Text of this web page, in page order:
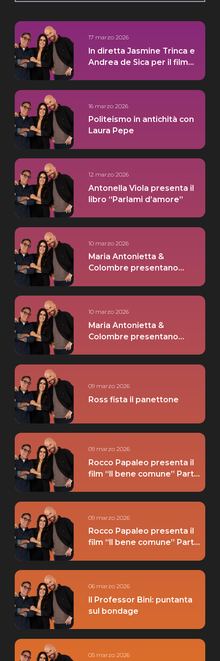
17 marzo 2026
In diretta Jasmine Trinca e
Andrea de Sica per il film
16 marzo 2026
Politeismo in antichità con
Laura Pepe
12 marzo 2026
Antonella Viola presenta il
libro “Parlami d’amore”
10 marzo 2026
Maria Antonietta &
Colombre presentano
10 marzo 2026
Maria Antonietta &
Colombre presentano
09 marzo 2026
Ross fista il panettone
09 marzo 2026
Rocco Papaleo presenta il
film “Il bene comune” Parte
09 marzo 2026
Rocco Papaleo presenta il
film “Il bene comune” Parte
06 marzo 2026
Il Professor Bini: puntanta
sul bondage
05 marzo 2026